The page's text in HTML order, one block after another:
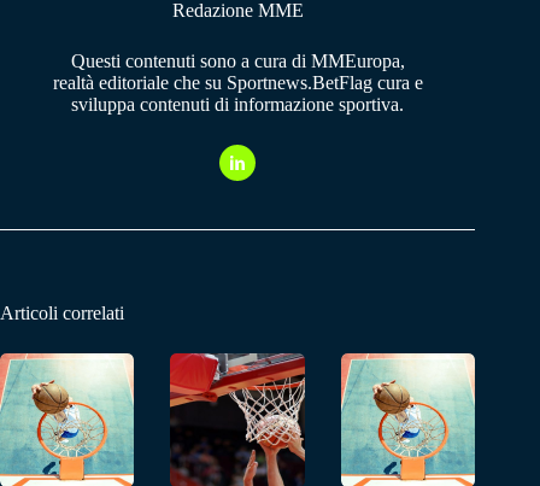
Redazione MME
Questi contenuti sono a cura di MMEuropa,
realtà editoriale che su Sportnews.BetFlag cura e
sviluppa contenuti di informazione sportiva.
Articoli correlati